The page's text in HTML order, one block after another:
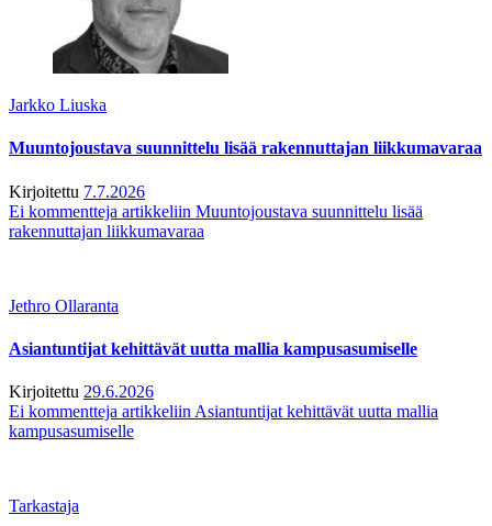
Jarkko Liuska
Muuntojoustava suunnittelu lisää rakennuttajan liikkumavaraa
Kirjoitettu 7.7.2026
Ei kommentteja artikkeliin Muuntojoustava suunnittelu lisää
rakennuttajan liikkumavaraa
Jethro Ollaranta
Asiantuntijat kehittävät uutta mallia kampusasumiselle
Kirjoitettu 29.6.2026
Ei kommentteja artikkeliin Asiantuntijat kehittävät uutta mallia
kampusasumiselle
Tarkastaja